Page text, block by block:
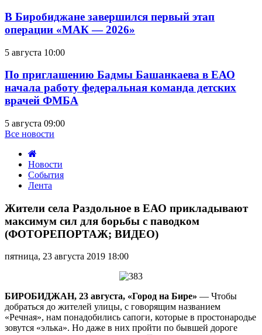
В Биробиджане завершился первый этап
операции «МАК — 2026»
5 августа 10:00
По приглашению Бадмы Башанкаева в ЕАО
начала работу федеральная команда детских
врачей ФМБА
5 августа 09:00
Все новости
Новости
События
Лента
села
в
ЕАО
максимум
с
паводком
(ФОТОРЕПОРТАЖ;
ВИДЕО)
Жители села Раздольное в ЕАО прикладывают
максимум сил для борьбы с паводком
(ФОТОРЕПОРТАЖ; ВИДЕО)
пятница, 23 августа 2019 18:00
БИРОБИДЖАН, 23 августа, «Город на Бире» — Чтобы
добраться до жителей улицы, с говорящим названием
«Речная», нам понадобились сапоги, которые в простонародье
зовутся «элька». Но даже в них пройти по бывшей дороге